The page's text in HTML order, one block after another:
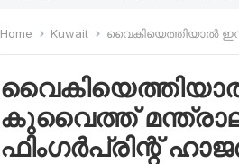
Home Kuwait വൈകിയെത്തിയാൽ ഇനി
കുവൈത്ത്
ഫിംഗർപ്രിന്റ്